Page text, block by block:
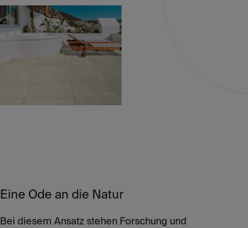
Eine Ode an die Natur
Bei diesem Ansatz stehen Forschung und